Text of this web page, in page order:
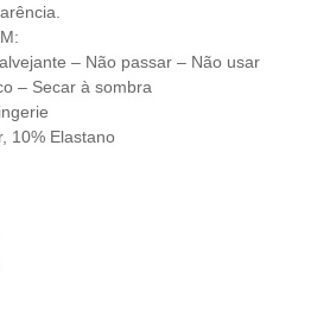
– Não passar – Não usar
– Secar à sombra
10% Elastano